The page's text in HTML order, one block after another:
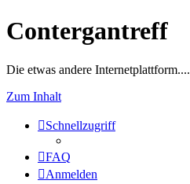
Contergantreff
Die etwas andere Internetplattform....
Zum Inhalt
Schnellzugriff
FAQ
Anmelden